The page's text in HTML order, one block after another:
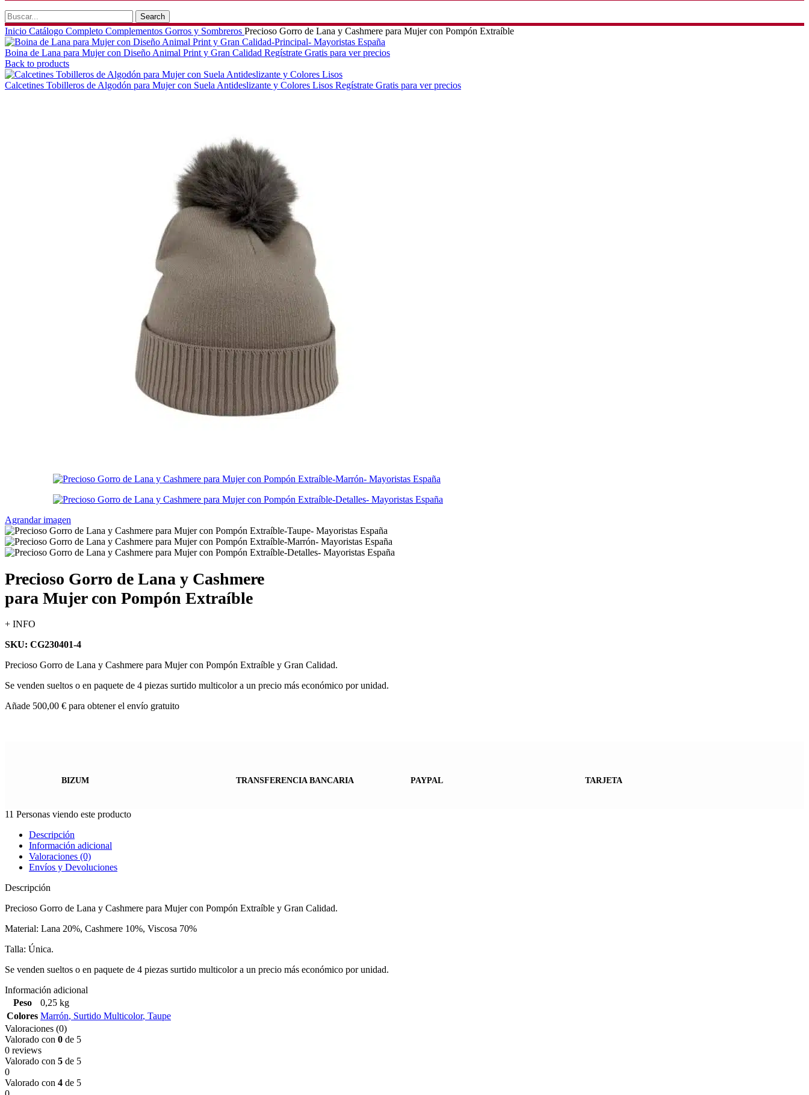
Search
Inicio Catálogo Completo Complementos Gorros y Sombreros Precioso Gorro de Lana y Cashmere para Mujer con Pompón Extraíble
Boina de Lana para Mujer con Diseño Animal Print y Gran Calidad Regístrate Gratis para ver precios
Back to products
Calcetines Tobilleros de Algodón para Mujer con Suela Antideslizante y Colores Lisos Regístrate Gratis para ver precios
Agrandar imagen
Precioso Gorro de Lana y Cashmere
para Mujer con Pompón Extraíble
+ INFO
SKU: CG230401-4
Precioso Gorro de Lana y Cashmere para Mujer con Pompón Extraíble y Gran Calidad.
Se venden sueltos o en paquete de 4 piezas surtido multicolor a un precio más económico por unidad.
Añade 500,00 € para obtener el envío gratuito
BIZUM TRANSFERENCIA BANCARIA PAYPAL TARJETA
11 Personas viendo este producto
Descripción
Información adicional
Valoraciones (0)
Envíos y Devoluciones
Descripción
Precioso Gorro de Lana y Cashmere para Mujer con Pompón Extraíble y Gran Calidad.
Material: Lana 20%, Cashmere 10%, Viscosa 70%
Talla: Única.
Se venden sueltos o en paquete de 4 piezas surtido multicolor a un precio más económico por unidad.
Información adicional
Peso
0,25 kg
Colores Marrón, Surtido Multicolor, Taupe
Valoraciones (0)
Valorado con 0 de 5
0 reviews
Valorado con 5 de 5
0
Valorado con 4 de 5